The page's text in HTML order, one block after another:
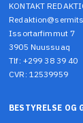
KONTAKT
Issortarfimmut 7
3905 Nuussuaq
Tlf: +299 38 39 40
CVR: 12539959
BESTYRELSE OG